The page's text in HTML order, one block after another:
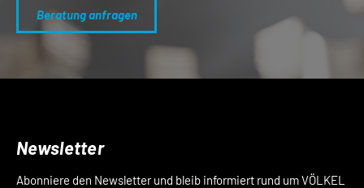
Beratung anfragen
Newsletter
Abonniere den Newsletter und bleib informiert rund um VÖLKEL